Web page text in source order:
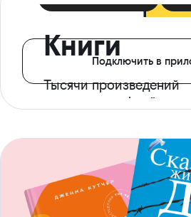
Книги
Тысячи произведений
с доступом офлайн
Подключить в